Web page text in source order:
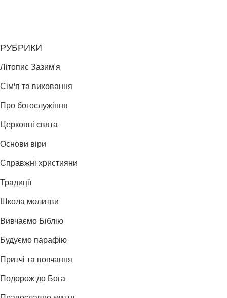
РУБРИКИ
Літопис Зазим'я
Сім'я та виховання
Про богослужіння
Церковні свята
Основи віри
Справжні християни
Традиції
Школа молитви
Вивчаємо Біблію
Будуємо парафію
Притчі та повчання
Подорож до Бога